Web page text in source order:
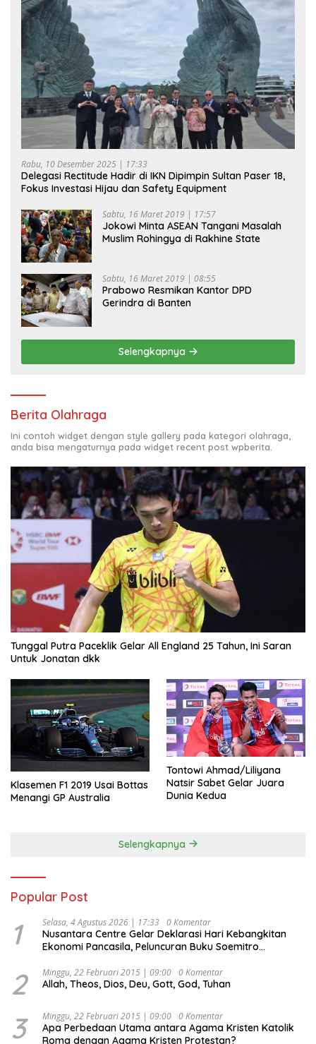
Rabu, 10 Desember 2025 | 17:33
Delegasi Rectitude Hadir di IKN Dipimpin Sultan Paser 18,
Fokus Investasi Hijau dan Safety Equipment
Sabtu, 16 Maret 2019 | 17:57
Jokowi Minta ASEAN Tangani Masalah
Muslim Rohingya di Rakhine State
Sabtu, 16 Maret 2019 | 08:55
Prabowo Resmikan Kantor DPD
Gerindra di Banten
Selengkapnya
Berita Olahraga
Ini contoh widget dengan style gallery pada kategori olahraga,
anda bisa mengaturnya pada widget recent post wpberita.
Tunggal Putra Paceklik Gelar All England 25 Tahun, Ini Saran
Untuk Jonatan dkk
Klasemen F1 2019 Usai Bottas
Menangi GP Australia
Tontowi Ahmad/Liliyana
Natsir Sabet Gelar Juara
Dunia Kedua
Selengkapnya
Popular Post
1 Selasa, 4 Agustus 2026 | 17:33 0 Komentar
Nusantara Centre Gelar Deklarasi Hari Kebangkitan
Ekonomi Pancasila, Peluncuran Buku Soemitro
Ekonomi Politik Indonesia) & Simposium Nasional
“Urgensi Undang-Undang Perekonomian Nasional dan
Indonesia Emas 2045”,
2 Minggu, 22 Februari 2015 | 09:00 0 Komentar
Allah, Theos, Dios, Deu, Gott, God, Tuhan
3 Minggu, 22 Februari 2015 | 09:00 0 Komentar
Apa Perbedaan Utama antara Agama Kristen Katolik
Roma dengan Agama Kristen Protestan?